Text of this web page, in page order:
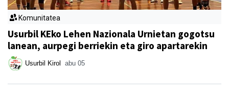
Komunitatea
Usurbil KEko Lehen Nazionala Urnietan gogotsu
lanean, aurpegi berriekin eta giro apartarekin
Usurbil Kirol abu 05